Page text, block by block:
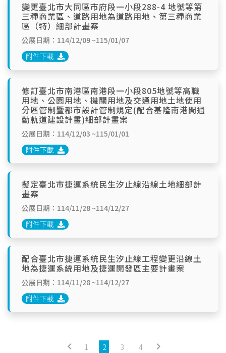
變更臺北市大同區市府段一小段288-4 地號等第
三種商業區、道路用地為道路用地、第三種商業
區（特）細部計畫案
公展日期：114/12/09 ~115/01/07
附件下載
修訂臺北市南港區南港段一小段805地號等高職
用地、公園用地、機關用地及交通用地土地使用
分區管制暨都市設計管制規定(配合基隆南港間通
勤軌道建設計畫)細部計畫案
公展日期：114/12/03 ~115/01/01
附件下載
擬定臺北市捷運系統民生汐止線沿線土地細部計
畫案
公展日期：114/11/28 ~114/12/27
附件下載
配合臺北市捷運系統民生汐止線工程變更沿線土
地為捷運系統用地及捷運開發區主要計畫案
公展日期：114/11/28 ~114/12/27
附件下載
keyboard_arrow_left 1 2 3 4 keyboard_arrow_right